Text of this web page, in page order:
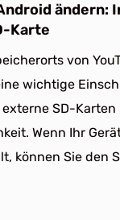
ändern:
Karte
von
wichtige
SD-
Wenn Ihr
können Sie den